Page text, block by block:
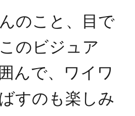
のこと、目で
のビジュア
んで、ワイワ
すのも楽しみ